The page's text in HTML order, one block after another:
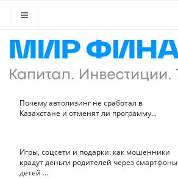
Почему автолизинг не сработал в
Казахстане и отменят ли программу...
Игры, соцсети и подарки: как мошенники
крадут деньги родителей через смартфоны
детей ...